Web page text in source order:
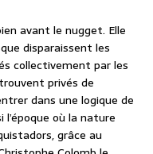
avant le nugget. Elle
disparaissent les
collectivement par les
privés de
dans une logique de
l’époque où la nature
grâce au